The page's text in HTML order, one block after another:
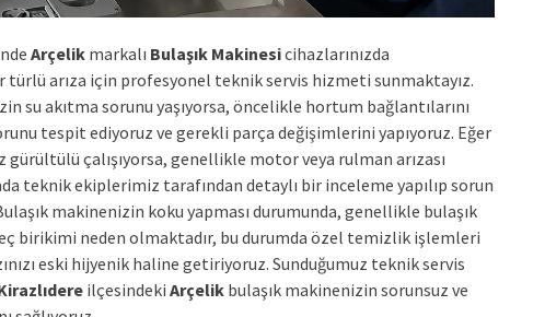
Arçelik markalı Bulaşık Makinesicihazlarınızda
türlü arıza için profesyonel teknik servis hizmeti sunmaktayız.
su akıtma sorunu yaşıyorsa, öncelikle hortum bağlantılarını
tespit ediyoruz ve gerekli parça değişimlerini yapıyoruz. Eğer
gürültülü çalışıyorsa, genellikle motor veya rulman arızası
teknik ekiplerimiz tarafından detaylı bir inceleme yapılıp sorun
makinenizin koku yapması durumunda, genellikle bulaşık
birikimi neden olmaktadır, bu durumda özel temizlik işlemleri
eski hijyenik haline getiriyoruz. Sunduğumuz teknik servis
ilçesindeki Arçelik bulaşık makinenizin sorunsuz ve